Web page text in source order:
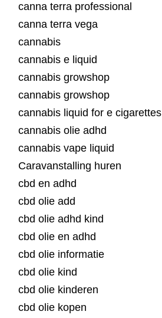
canna terra professional
canna terra vega
cannabis
cannabis e liquid
cannabis growshop
cannabis growshop
cannabis liquid for e cigarettes
cannabis olie adhd
cannabis vape liquid
Caravanstalling huren
cbd en adhd
cbd olie add
cbd olie adhd kind
cbd olie en adhd
cbd olie informatie
cbd olie kind
cbd olie kinderen
cbd olie kopen